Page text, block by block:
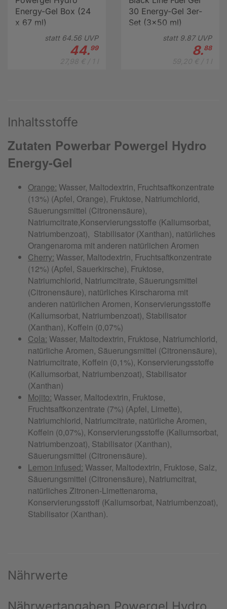
Energy-Gel Box (24
x 67 ml)
statt 64.56UVP
44.99
30 Energy-Gel 3er-
Set (3x50 ml)
statt 9.87UVP
8.88
Inhaltsstoffe
Nährwerte
Nährwertangaben Powergel Hydro